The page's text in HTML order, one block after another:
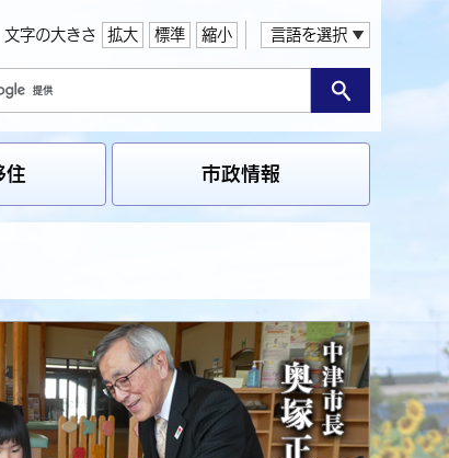
文字の大きさ 拡大 標準 縮小 言語を選択
住 市政情報